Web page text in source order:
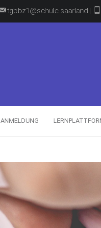
tgbbz1@schule.saarland |
ANMELDUNG